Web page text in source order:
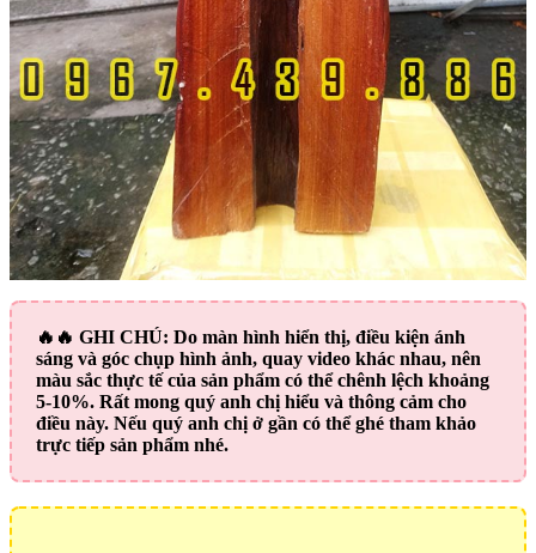
🔥🔥 GHI CHÚ: Do màn hình hiển thị, điều kiện ánh
sáng và góc chụp hình ảnh, quay video khác nhau, nên
màu sắc thực tế của sản phẩm có thể chênh lệch khoảng
5-10%. Rất mong quý anh chị hiểu và thông cảm cho
điều này. Nếu quý anh chị ở gần có thể ghé tham khảo
trực tiếp sản phẩm nhé.